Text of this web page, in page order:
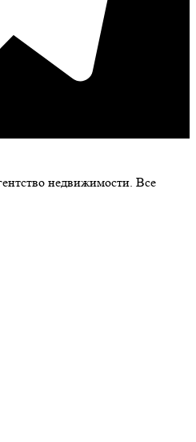
недвижимости. Все